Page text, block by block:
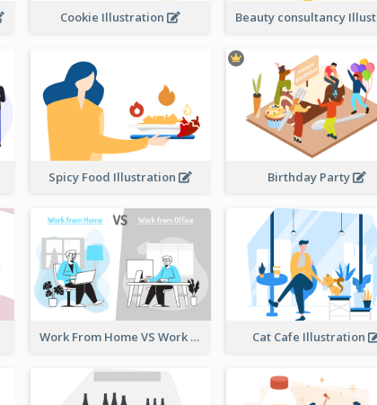
Cookie Illustration
Spicy Food Illustration Birthday Party
Work From Home VS Work From Office Cat Cafe Illustration